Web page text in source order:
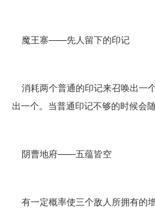
魔王寨——先人留下的印记
消耗两个普通的印记来召唤出一
出一个。当普通印记不够的时候会
阴曹地府——五蕴皆空
有一定概率使三个敌人所拥有的增